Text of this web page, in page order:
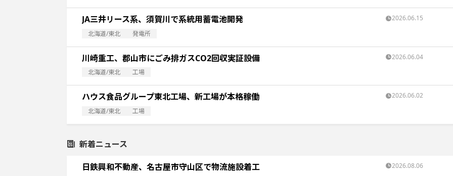
JA三井リース系、須賀川で系統用蓄電池開発
北海道/東北 発電所
2026.06.15
川崎重工、郡山市にごみ排ガスCO2回収実証設備
北海道/東北 工場
2026.06.04
ハウス食品グループ東北工場、新工場が本格稼働
北海道/東北 工場
2026.06.02
新着ニュース
日鉄興和不動産、名古屋市守山区で物流施設着工 2026.08.06